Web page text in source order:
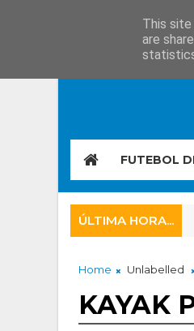
FUTEBOL
ÚLTIMA HORA...
Home Unlabelled
KAYAK
This
are